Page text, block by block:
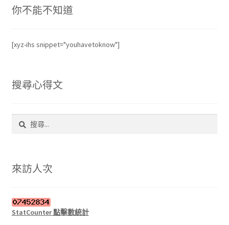
度
你不能不知道
[xyz-ihs snippet="youhavetoknow"]
搜尋心得文
字:
來訪人次
StatCounter 點擊數統計